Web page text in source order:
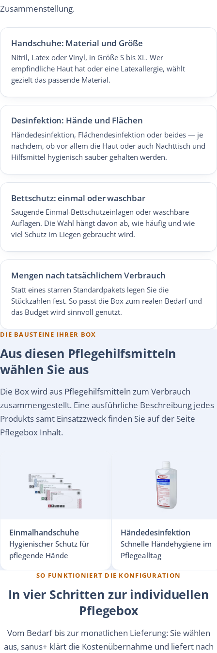
Zusammenstellung.
Handschuhe: Material und Größe
Nitril, Latex oder Vinyl, in Größe S bis XL. Wer
empfindliche Haut hat oder eine Latexallergie, wählt
gezielt das passende Material.
Desinfektion: Hände und Flächen
Händedesinfektion, Flächendesinfektion oder beides — je
nachdem, ob vor allem die Haut oder auch Nachttisch und
Hilfsmittel hygienisch sauber gehalten werden.
Bettschutz: einmal oder waschbar
Saugende Einmal-Bettschutzeinlagen oder waschbare
Auflagen. Die Wahl hängt davon ab, wie häufig und wie
viel Schutz im Liegen gebraucht wird.
Mengen nach tatsächlichem Verbrauch
Statt eines starren Standardpakets legen Sie die
Stückzahlen fest. So passt die Box zum realen Bedarf und
das Budget wird sinnvoll genutzt.
DIE BAUSTEINE IHRER BOX
Aus diesen Pflegehilfsmitteln
wählen Sie aus
Die Box wird aus Pflegehilfsmitteln zum Verbrauch
zusammengestellt. Eine ausführliche Beschreibung jedes
Produkts samt Einsatzzweck finden Sie auf der Seite
Pflegebox Inhalt.
Einmalhandschuhe
Hygienischer Schutz für
pflegende Hände
Händedesinfektion
Schnelle Händehygiene im
Pflegealltag
SO FUNKTIONIERT DIE KONFIGURATION
In vier Schritten zur individuellen
Pflegebox
Vom Bedarf bis zur monatlichen Lieferung: Sie wählen
aus, sanus+ klärt die Kostenübernahme und liefert nach